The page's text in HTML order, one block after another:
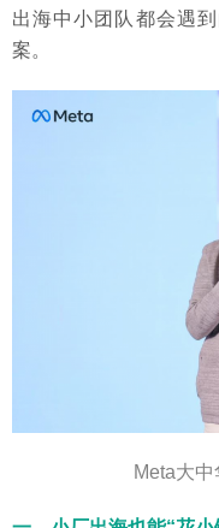
出海中小团队都会遇
案。
Meta大